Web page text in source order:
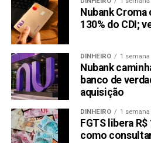
Link
TÓPICOS RELACIONADOS:
PRESS RELEASE
PRÓXIMA:
Shiba Inu (SHIB) em Alta,
$2,8 Milhões
NÃO PERCA:
Dogecoin (DOGE) Shiba Inu
(KANG) são as 3 principais
Nubank Croma
130% do CDI;
DINHEIRO 1 semana
Nubank
banco de
aquisição
DINHEIRO 1 semana
FGTS libera
como